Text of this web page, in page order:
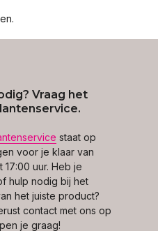
Vraag het
staat op
voor je klaar van
17:00 uur. Heb je
hulp nodig bij het
het juiste product?
contact met ons op
je graag!